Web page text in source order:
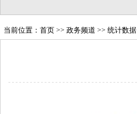
当前位置： 首页 >> 政务频道 >> 统计数据